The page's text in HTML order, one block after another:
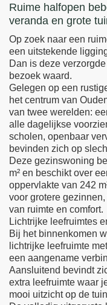
Ruime halfopen
veranda en grote
Op zoek naar een
een uitstekende
Dan is deze
bezoek waard.
Gelegen op een
het centrum van
van twee werelden:
alle dagelijkse
scholen, openbaar
bevinden zich op
Deze gezinswoning
m² en beschikt over
oppervlakte van 242
voor grotere
van ruimte en comfort.
Lichtrijke leefruimtes
Bij het binnenkomen
lichtrijke leefruimte
een aangename
Aansluitend bevindt
extra leefruimte waar
mooi uitzicht op de